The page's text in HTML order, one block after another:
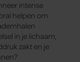
intense
helpen om
in je lichaam,
zakt en je